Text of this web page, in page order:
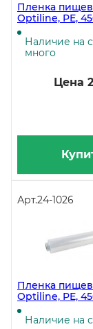
Пленка
Optiline, PE,
м, прозрачная,
рулонов в
Наличие на
много
Цена
Арт.24-1026
Пленка
Optiline, PE,
м, прозрачная,
рулонов в
Наличие на